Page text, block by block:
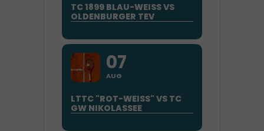
TC 1899 BLAU-WEISS VS
OLDENBURGER TEV
07
AUG
LTTC "ROT-WEISS" VS TC G
W NIKOLASSEE